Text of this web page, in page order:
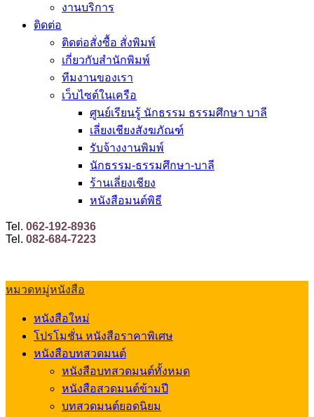
งานบริการ
ติดต่อ
ติดต่อสั่งซื้อ สั่งพิมพ์
เกี่ยวกับสำนักพิมพ์
ทีมงานของเรา
เว็บไซต์ในเครือ
ศูนย์เรียนรู้ นักธรรม ธรรมศึกษา บาลี
เลี่ยงเชียงสังฆภัณฑ์
รับจ้างงานพิมพ์
นักธรรม-ธรรมศึกษา-บาลี
ร้านเลี่ยงเชียง
หนังสือมนต์พิธี
Tel. 062-192-8936
Tel. 082-684-7223
หมวดหมู่หนังสือ
หนังสือใหม่
โปรโมชั่น หนังสือราคาพิเศษ
หนังสือบทสวดมนต์
หนังสือบทสวดมนต์ทั้งหมด
หนังสือสวดมนต์ข้ามปี
บทสวดมนต์ยอดนิยม